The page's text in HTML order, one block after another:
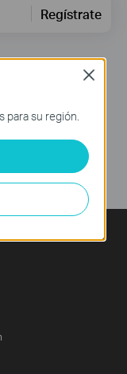
Regístrate
su región.
Close